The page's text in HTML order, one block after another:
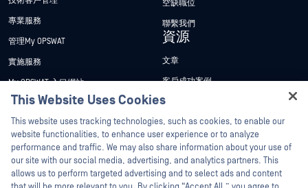
專業服務
管理My OPSWAT
實施服務
My OPSWAT 入口網站
技術檔案
訓練
漏洞通報計畫
合作夥伴
認證
空缺職位
聯繫我們
資源
文章
客戶成功案例
新聞稿
新聞報導
網路研討會
產品型錄
This Website Uses Cookies
This website uses tracking technologies, such as cookies, to enable our
website functionalities, to enhance user experience or to analyze
performance and traffic. We may also share information about your use of
our site with our social media, advertising, and analytics partners. This
allows us to perform targeted advertising and to select ads and content
Hey there!
I'm Ozzy, your OPSWAT virtual assistant.
How can I help you secure what's critical
today?